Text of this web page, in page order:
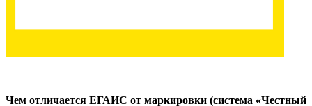
Чем отличается ЕГАИС от маркировки (система «Честный